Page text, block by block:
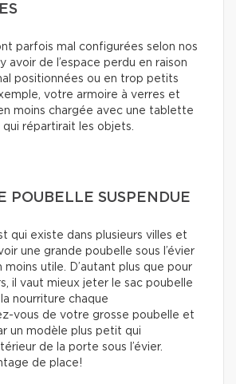
parfois mal configurées selon nos
avoir de l’espace perdu en raison
positionnées ou en trop petits
votre armoire à verres et
moins chargée avec une tablette
répartirait les objets.
POUBELLE SUSPENDUE
qui existe dans plusieurs villes et
une grande poubelle sous l’évier
moins utile. D’autant plus que pour
il vaut mieux jeter le sac poubelle
nourriture chaque
vous de votre grosse poubelle et
un modèle plus petit qui
de la porte sous l’évier.
de place!